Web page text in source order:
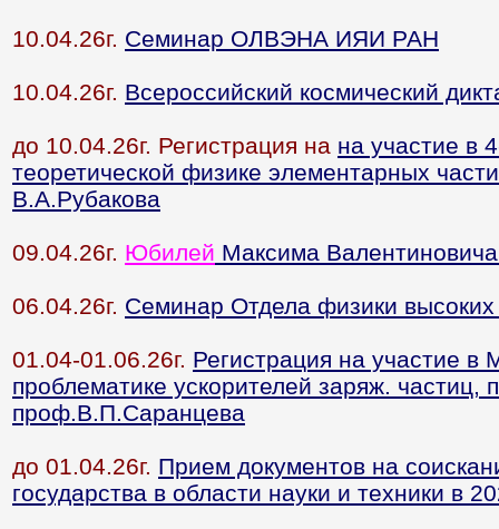
10.04.26г. Семинар ОЛВЭНА ИЯИ РАН
10.04.26г. Всероссийский космический
до 10.04.26г. Регистрация на на участие
теоретической физике элементарных
В.А.Рубакова
09.04.26г. Юбилей Максима
06.04.26г. Семинар Отдела физики
01.04-01.06.26г. Регистрация на участие
проблематике ускорителей заряж. частиц,
проф.В.П.Саранцева
до 01.04.26г. Прием документов на
государства в области науки и техники в